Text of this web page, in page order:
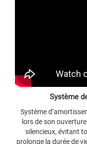
Système
Système
lors de son
silencieux, évitant
prolonge la durée de